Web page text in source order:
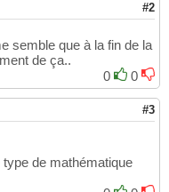
#2
semble que à la fin de la
de ça..
0
0
#3
de mathématique